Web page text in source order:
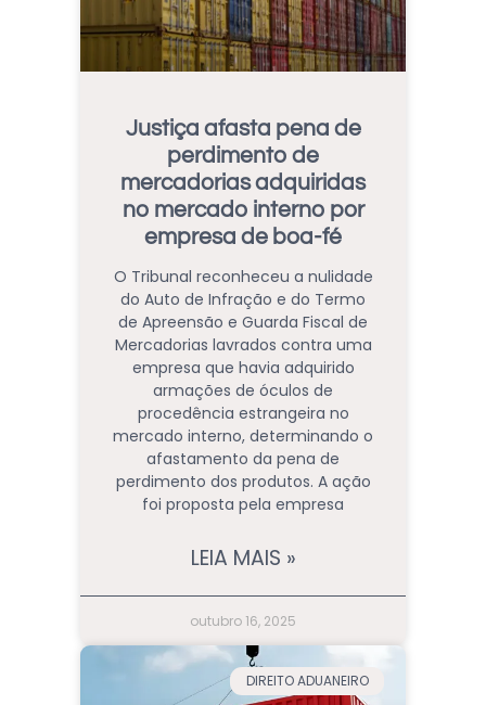
Justiça afasta pena de
perdimento de
mercadorias adquiridas
no mercado interno por
empresa de boa-fé
O Tribunal reconheceu a nulidade
do Auto de Infração e do Termo
de Apreensão e Guarda Fiscal de
Mercadorias lavrados contra uma
empresa que havia adquirido
armações de óculos de
procedência estrangeira no
mercado interno, determinando o
afastamento da pena de
perdimento dos produtos. A ação
foi proposta pela empresa
LEIA MAIS »
outubro 16, 2025
DIREITO ADUANEIRO